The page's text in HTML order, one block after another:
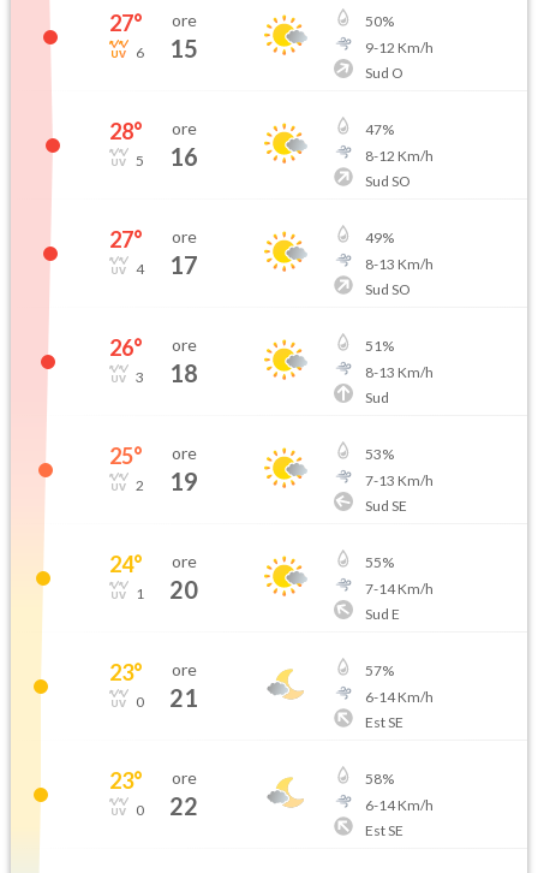
27°
6
ore
15
50%
9-12 Km/h
Sud O
28°
5
ore
16
47%
8-12 Km/h
Sud SO
27°
4
ore
17
49%
8-13 Km/h
Sud SO
26°
3
ore
18
51%
8-13 Km/h
Sud
25°
2
ore
19
53%
7-13 Km/h
Sud SE
24°
1
ore
20
55%
7-14Km/h
Sud E
23°
0
ore
21
57%
6-14Km/h
Est SE
23°
0
ore
22
58%
6-14Km/h
Est SE